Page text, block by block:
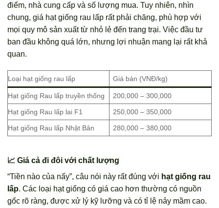
điểm, nhà cung cấp và số lượng mua. Tuy nhiên, nhìn
chung, giá hạt giống rau lấp rất phải chăng, phù hợp với
mọi quy mô sản xuất từ nhỏ lẻ đến trang trại. Việc đầu tư
ban đầu không quá lớn, nhưng lợi nhuận mang lại rất khả
quan.
Loại hạt giống rau lấp Giá bán (VNĐ/kg)
Hạt giống Rau lấp truyền thống 200,000 – 300,000
Hạt giống Rau lấp lai F1 250,000 – 350,000
Hạt giống Rau lấp Nhật Bản 280,000 – 380,000
📈 Giá cả đi đôi với chất lượng
“Tiền nào của nấy”, câu nói này rất đúng với hạt giống rau
lấp. Các loại hạt giống có giá cao hơn thường có nguồn
gốc rõ ràng, được xử lý kỹ lưỡng và có tỉ lệ nảy mầm cao.